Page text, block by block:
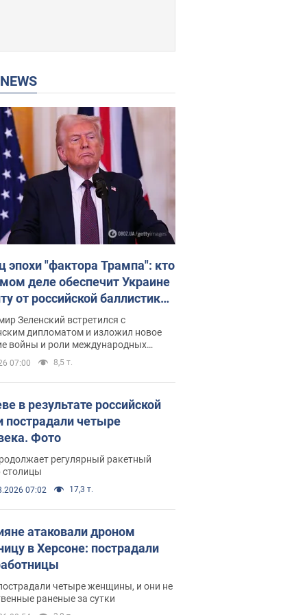
NEWS
эпохи "фактора Трампа": кто
деле обеспечит Украине
от российской баллистики.
с Безсмертным
Зеленский встретился с
дипломатом и изложил новое
войны и роли международных
в борьбе с Россией
07:00 8,5 т.
в результате российской
пострадали четыре
Фото
регулярный ракетный
столицы
07:02 17,3 т.
атаковали дроном
в Херсоне: пострадали
четыре женщины, и они не
раненые за сутки